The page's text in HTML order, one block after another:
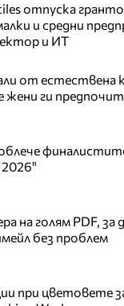
отпуска
и средни
и ИТ
от естествена
жени ги
на голям PDF, за
без проблем
при цветовете